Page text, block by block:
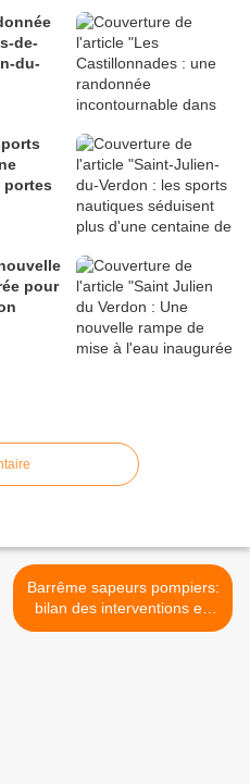
de-
du-
portes
pour
Barrême sapeurs pompiers:
bilan des interventions en
2018 >